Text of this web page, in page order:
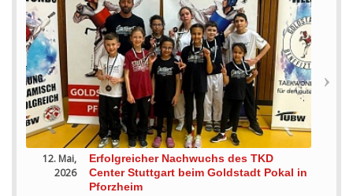
12. Mai,
2026
Erfolgreicher Nachwuchs des TKD
Center Stuttgart beim Goldstadt Pokal in
Pforzheim